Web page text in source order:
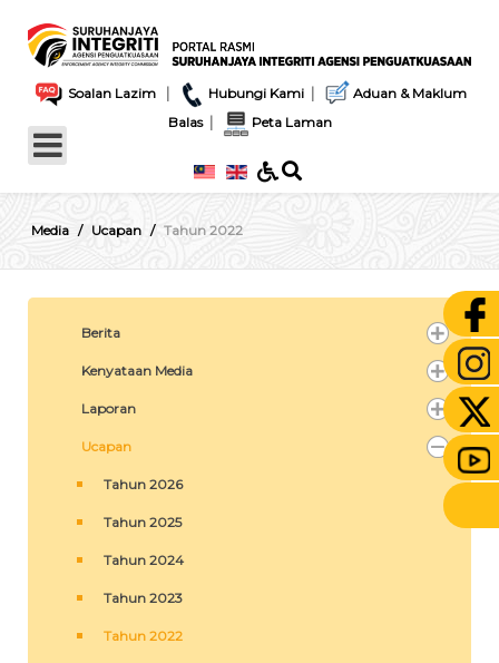
Soalan Lazim | Hubungi Kami |
Aduan & Maklum
Balas| Peta Laman
Media Ucapan Tahun 2022
Berita
Kenyataan Media
Laporan
Ucapan
Tahun 2026
Tahun 2025
Tahun 2024
Tahun 2023
Tahun 2022